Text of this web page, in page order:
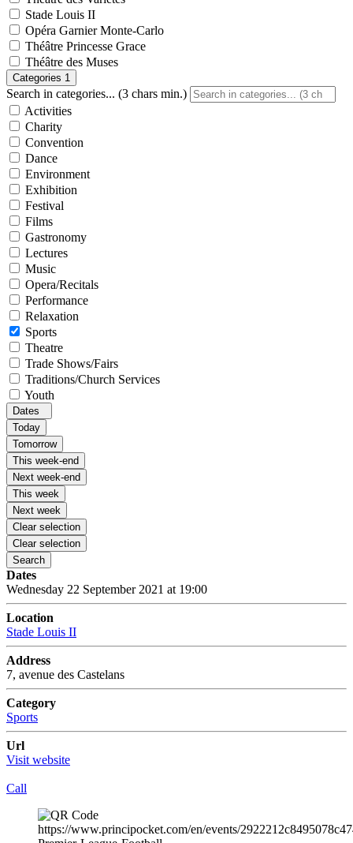
Stade Louis II
Opéra Garnier Monte-Carlo
Théâtre Princesse Grace
Théâtre des Muses
Categories 1
Search in categories... (3 chars min.)
Activities
Charity
Convention
Dance
Environment
Exhibition
Festival
Films
Gastronomy
Lectures
Music
Opera/Recitals
Performance
Relaxation
Sports
Theatre
Trade Shows/Fairs
Traditions/Church Services
Youth
Dates
Today
Tomorrow
This week-end
Next week-end
This week
Next week
Clear selection
Clear selection
Search
Dates
Wednesday 22 September 2021 at 19:00
Location
Stade Louis II
Address
7, avenue des Castelans
Category
Sports
Url
Visit website
Call